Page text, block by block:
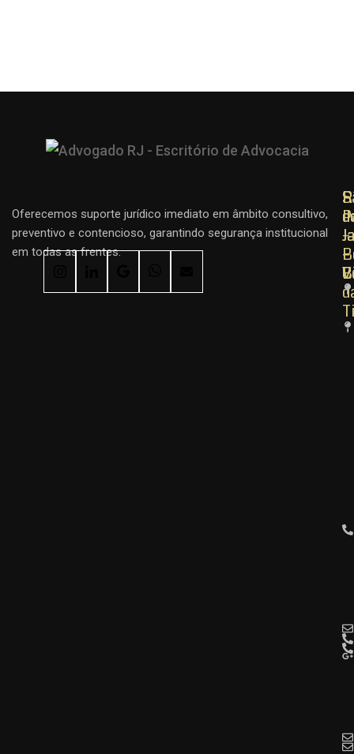
Oferecemos suporte jurídico imediato em âmbito consultivo,
preventivo e contencioso, garantindo segurança institucional
em todas as frentes.
–
–
–